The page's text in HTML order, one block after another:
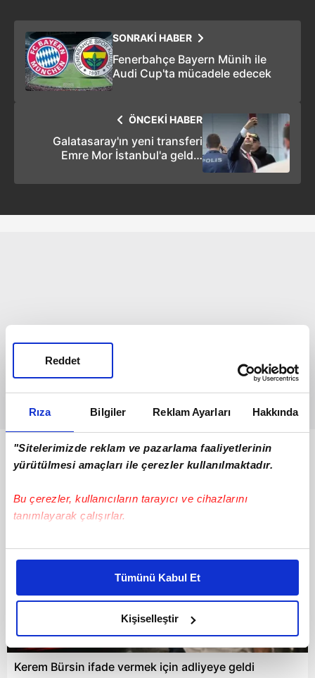
Rıza Bilgiler Reklam Ayarları Hakkında
"Sitelerimizde reklam ve pazarlama faaliyetlerinin
yürütülmesi amaçları ile çerezler kullanılmaktadır.
Bu çerezler, kullanıcıların tarayıcı ve cihazlarını
tanımlayarak çalışırlar.
Bu çerezlere izin vermeniz halinde sizlere özel
daha iyi reklam deneyimi yaşatabiliriz. Bunu yaparken
amacımızın size daha iyi bir reklam deneyimi sunmak
olduğunu ve sizlere en iyi içerikleri sunabilmek adına
elimizden gelen çabayı gösterdiğimizi ve bu noktada,
reklamların maliyetlerimizi karşılamak noktasında tek gelir
kalemimiz olduğunu sizlere hatırlatmak isteriz.
Tümünü Kabul Et
Kişiselleştir
Reddet
SONRAKİ HABER
Fenerbahçe Bayern Münih ile
Audi Cup'ta mücadele edecek
ÖNCEKİ HABER
Galatasaray'ın yeni transferi
Emre Mor İstanbul'a geldi |
Bunlar da Var
02:34
Kerem Bürsin ifade vermek için adliyeye geldi